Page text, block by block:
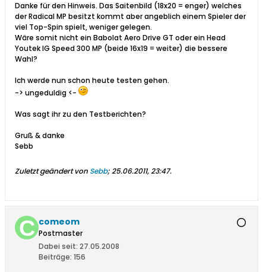
Danke für den Hinweis. Das Saitenbild (18x20 = enger) welches
der Radical MP besitzt kommt aber angeblich einem Spieler der
viel Top-Spin spielt, weniger gelegen.
Wäre somit nicht ein Babolat Aero Drive GT oder ein Head
Youtek IG Speed 300 MP (beide 16x19 = weiter) die bessere
Wahl?
Ich werde nun schon heute testen gehen.
-> ungeduldig <-
Was sagt ihr zu den Testberichten?
Gruß & danke
Sebb
Zuletzt geändert von Sebb;25.06.2011, 23:47.
comeom
Postmaster
Dabei seit: 27.05.2008
Beiträge: 156